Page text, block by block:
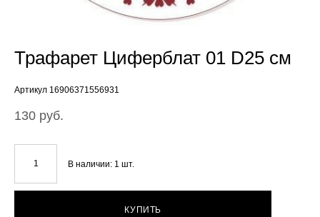
Трафарет Циферблат 01 D25 см
Артикул 16906371556931
130 pуб.
В наличии: 1 шт.
КУПИТЬ